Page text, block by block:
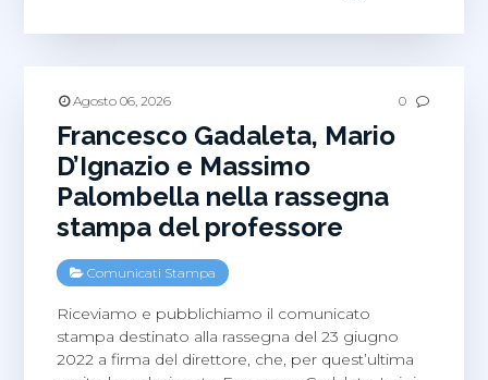
Agosto 06, 2026 0
Francesco Gadaleta, Mario
D’Ignazio e Massimo
Palombella nella rassegna
stampa del professore
Comunicati Stampa
Riceviamo e pubblichiamo il comunicato
stampa destinato alla rassegna del 23 giugno
2022 a firma del direttore, che, per quest’ultima